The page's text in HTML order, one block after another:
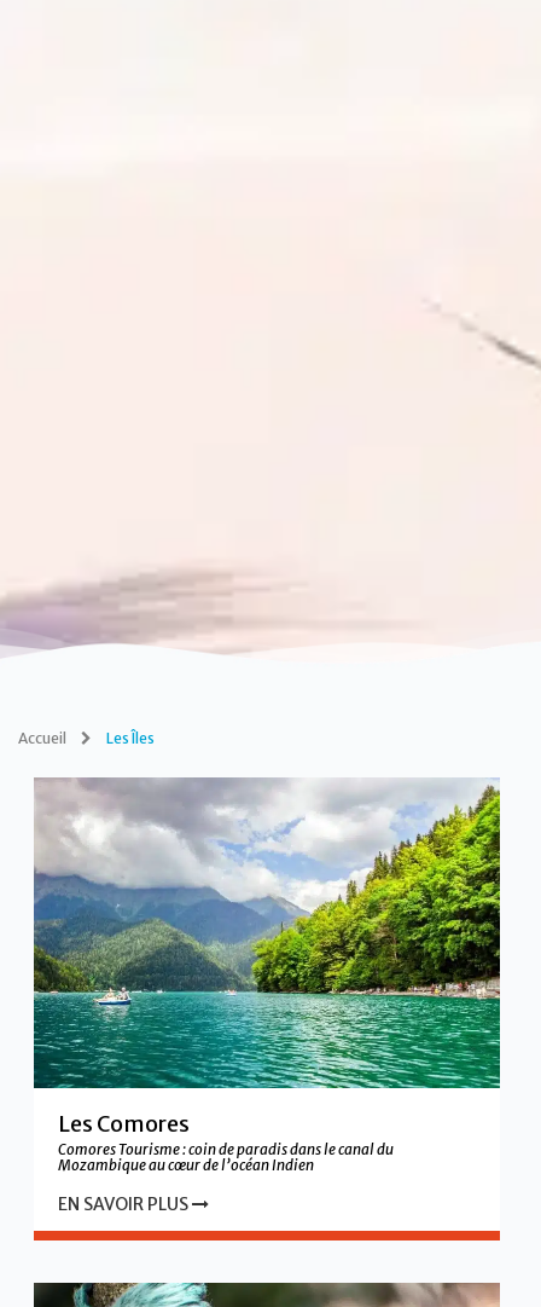
Accueil Les Îles
Les Comores
Comores Tourisme : coin de paradis dans le canal du
Mozambique au cœur de l’océan Indien
EN SAVOIR PLUS